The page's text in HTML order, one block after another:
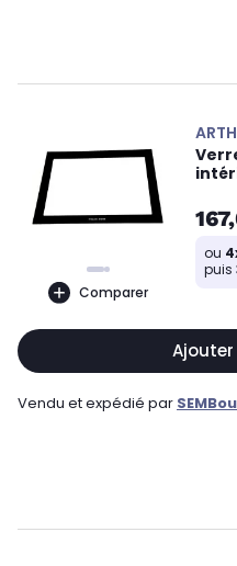
Comparer
ou
puis
Vendu et expédié par